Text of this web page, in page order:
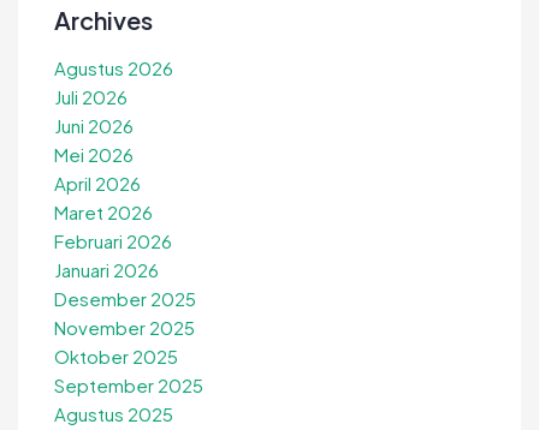
Archives
Agustus 2026
Juli 2026
Juni 2026
Mei 2026
April 2026
Maret 2026
Februari 2026
Januari 2026
Desember 2025
November 2025
Oktober 2025
September 2025
Agustus 2025